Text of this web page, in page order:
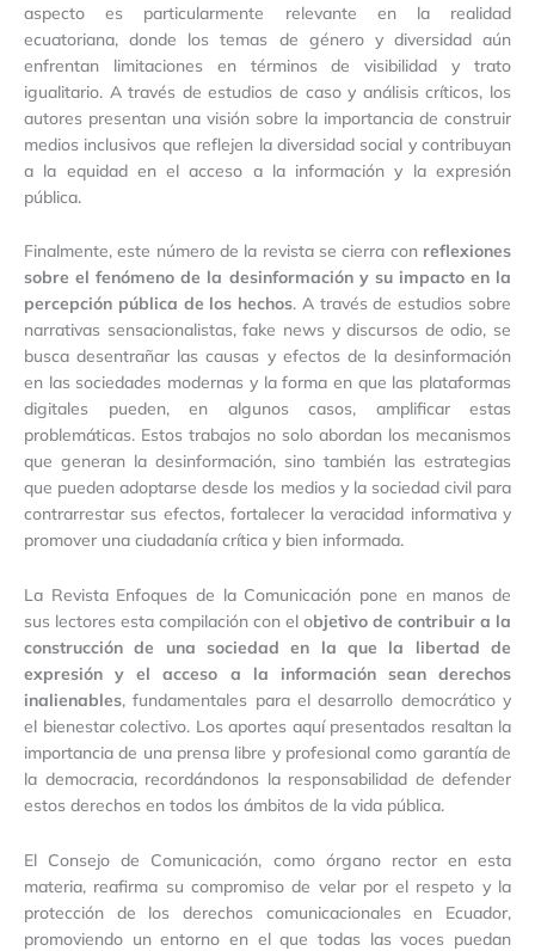
aspecto es particularmente relevante en la realidad
ecuatoriana, donde los temas de género y diversidad aún
enfrentan limitaciones en términos de visibilidad y trato
igualitario. A través de estudios de caso y análisis críticos, los
autores presentan una visión sobre la importancia de construir
medios inclusivos que reflejen la diversidad social y contribuyan
a la equidad en el acceso a la información y la expresión
pública.
Finalmente, este número de la revista se cierra con reflexiones
sobre el fenómeno de la desinformación y su impacto en la
percepción pública de los hechos. A través de estudios sobre
narrativas sensacionalistas, fake news y discursos de odio, se
busca desentrañar las causas y efectos de la desinformación
en las sociedades modernas y la forma en que las plataformas
digitales pueden, en algunos casos, amplificar estas
problemáticas. Estos trabajos no solo abordan los mecanismos
que generan la desinformación, sino también las estrategias
que pueden adoptarse desde los medios y la sociedad civil para
contrarrestar sus efectos, fortalecer la veracidad informativa y
promover una ciudadanía crítica y bien informada.
La Revista Enfoques de la Comunicación pone en manos de
sus lectores esta compilación con el objetivo de contribuir a la
construcción de una sociedad en la que la libertad de
expresión y el acceso a la información sean derechos
inalienables, fundamentales para el desarrollo democrático y
el bienestar colectivo. Los aportes aquí presentados resaltan la
importancia de una prensa libre y profesional como garantía de
la democracia, recordándonos la responsabilidad de defender
estos derechos en todos los ámbitos de la vida pública.
El Consejo de Comunicación, como órgano rector en esta
materia, reafirma su compromiso de velar por el respeto y la
protección de los derechos comunicacionales en Ecuador,
promoviendo un entorno en el que todas las voces puedan